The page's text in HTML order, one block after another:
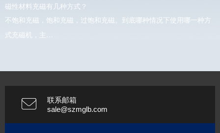
磁性材料充磁有几种方式？
不饱和充磁，饱和充磁，过饱和充磁。到底哪种情况下使用哪一种方
式充磁机，主…
联系邮箱
sale@szmglb.com